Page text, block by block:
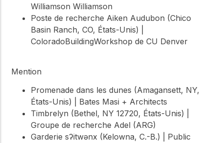
Williamson Williamson
Poste de recherche Aiken Audubon (Chico
Basin Ranch, CO, États-Unis) |
ColoradoBuildingWorkshop de CU Denver
Mention
Promenade dans les dunes (Amagansett, NY,
États-Unis) | Bates Masi + Architects
Timbrelyn (Bethel, NY 12720, États-Unis) |
Groupe de recherche Adel (ARG)
Garderie sʔitwənx (Kelowna, C.-B.) | Public